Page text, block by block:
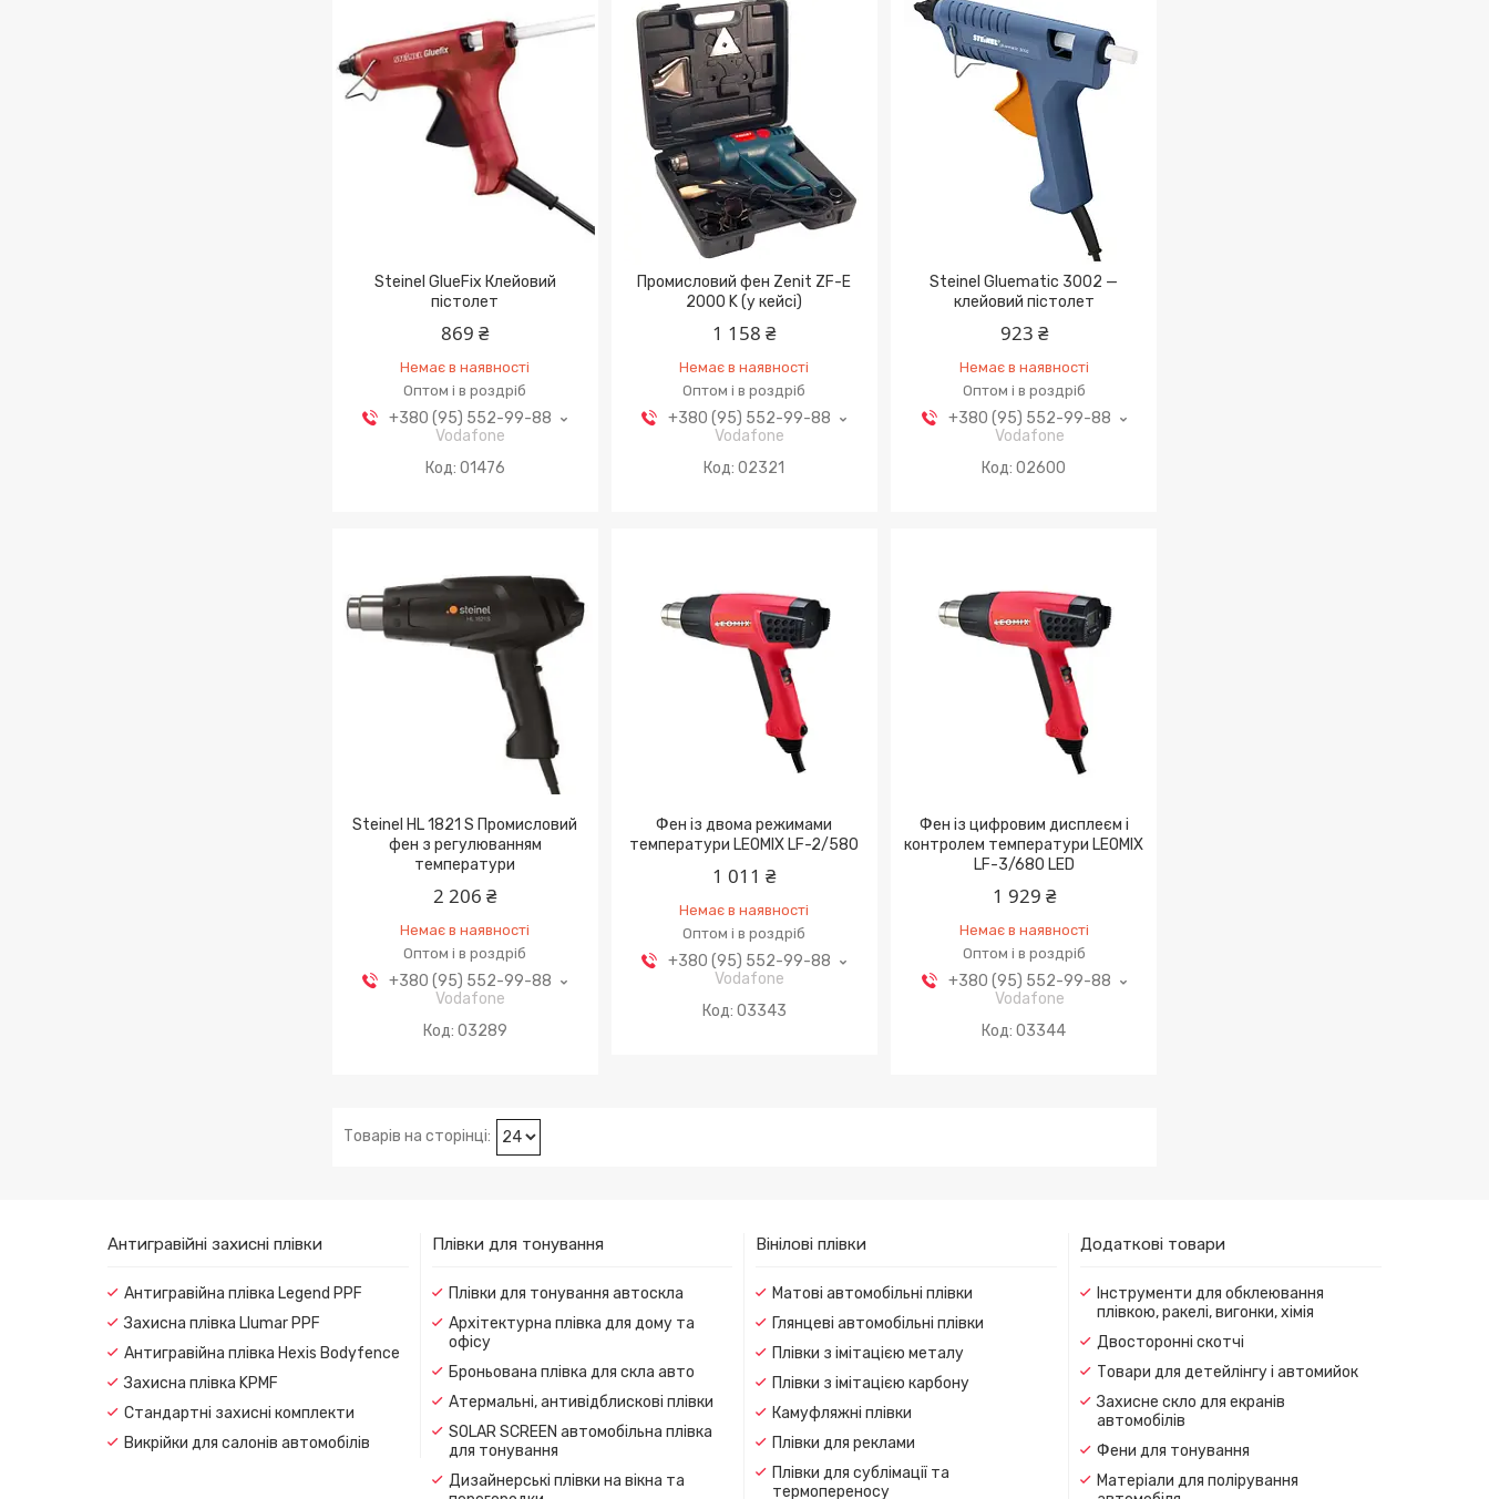
Steinel GlueFix Клейовий
пістолет
869 ₴
Немає в наявності
Оптом і в роздріб
+380 (95) 552-99-88
Vodafone
01476
Промисловий фен Zenit ZF-E
2000 K (у кейсі)
1 158 ₴
Немає в наявності
Оптом і в роздріб
+380 (95) 552-99-88
Vodafone
02321
Steinel Gluematic 3002 —
клейовий пістолет
923 ₴
Немає в наявності
Оптом і в роздріб
+380 (95) 552-99-88
Vodafone
02600
Steinel HL 1821 S Промисловий
фен з регулюванням
температури
2 206 ₴
Немає в наявності
Оптом і в роздріб
+380 (95) 552-99-88
Vodafone
03289
Фен із двома режимами
температури LEOMIX LF-2/580
1 011 ₴
Немає в наявності
Оптом і в роздріб
+380 (95) 552-99-88
Vodafone
03343
Фен із цифровим дисплеєм і
контролем температури LEOMIX
LF-3/680 LED
1 929 ₴
Немає в наявності
Оптом і в роздріб
+380 (95) 552-99-88
Vodafone
03344
Антигравійні захисні плівки
Антигравійна плівка Legend PPF
Захисна плівка Llumar PPF
Антигравійна плівка Hexis Bodyfence
Захисна плівка KPMF
Стандартні захисні комплекти
Викрійки для салонів автомобілів
Плівки для тонування
Плівки для тонування автоскла
Архітектурна плівка для дому та
офісу
Броньована плівка для скла авто
Атермальні, антивідблискові плівки
SOLAR SCREEN автомобільна плівка
для тонування
Дизайнерські плівки на вікна та
Вінілові плівки
Матові автомобільні плівки
Глянцеві автомобільні плівки
Плівки з імітацією металу
Плівки з імітацією карбону
Камуфляжні плівки
Плівки для реклами
Плівки для сублімації та
термопереносу
Додаткові товари
Інструменти для обклеювання
плівкою, ракелі, вигонки, хімія
Двосторонні скотчі
Товари для детейлінгу і автомийок
Захисне скло для екранів
автомобілів
Фени для тонування
Матеріали для полірування